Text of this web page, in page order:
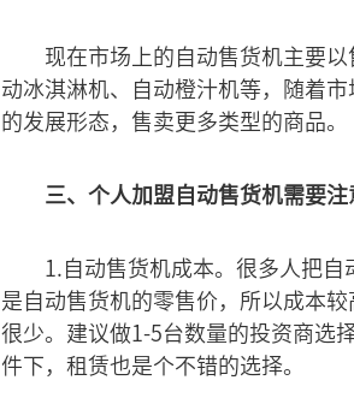
现在市场上的自动售货机主要
动冰淇淋机、自动橙汁机等，随着
的发展形态，售卖更多类型的商品。
三、个人加盟自动售货机需要
1.自动售货机成本。很多人把
是自动售货机的零售价，所以成本
很少。建议做1-5台数量的投资商
件下，租赁也是个不错的选择。